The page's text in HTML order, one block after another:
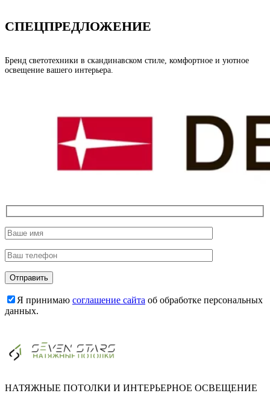
СПЕЦПРЕДЛОЖЕНИЕ
Бренд светотехники в скандинавском стиле, комфортное и уютное
освещение вашего интерьера.
Я принимаю соглашение сайта об обработке персональных
данных.
НАТЯЖНЫЕ ПОТОЛКИ И ИНТЕРЬЕРНОЕ ОСВЕЩЕНИЕ